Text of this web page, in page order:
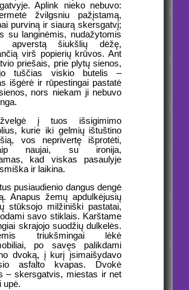
Aplink nieko nebuvo:
žvilgsniu pažįstamą,
purviną ir siaurą skersgatvį;
su langinėmis, nudažytomis
apverstą šiukšlių dėžę,
virš popierių krūvos. Ant
priešais, prie plytų sienos,
tuščias viskio butelis –
išgėrė ir rūpestingai pastatė
nors niekam ji nebuvo
į tuos išsigimimo
kurie iki gelmių ištuštino
vos neprivertę išprotėti,
naujai, su ironija,
kad viskas pasaulyje
ir laikina.
pusiaudienio dangus dengė
Anapus žemų apdulkėjusių
stūksojo milžiniški pastatai,
savo stiklais. Karštame
skrajojo suodžių dulkelės.
triukšmingai lėkė
po savęs palikdami
dvoką, į kurį įsimaišydavo
asfalto kvapas. Dvokė
– skersgatvis, miestas ir net
upė.